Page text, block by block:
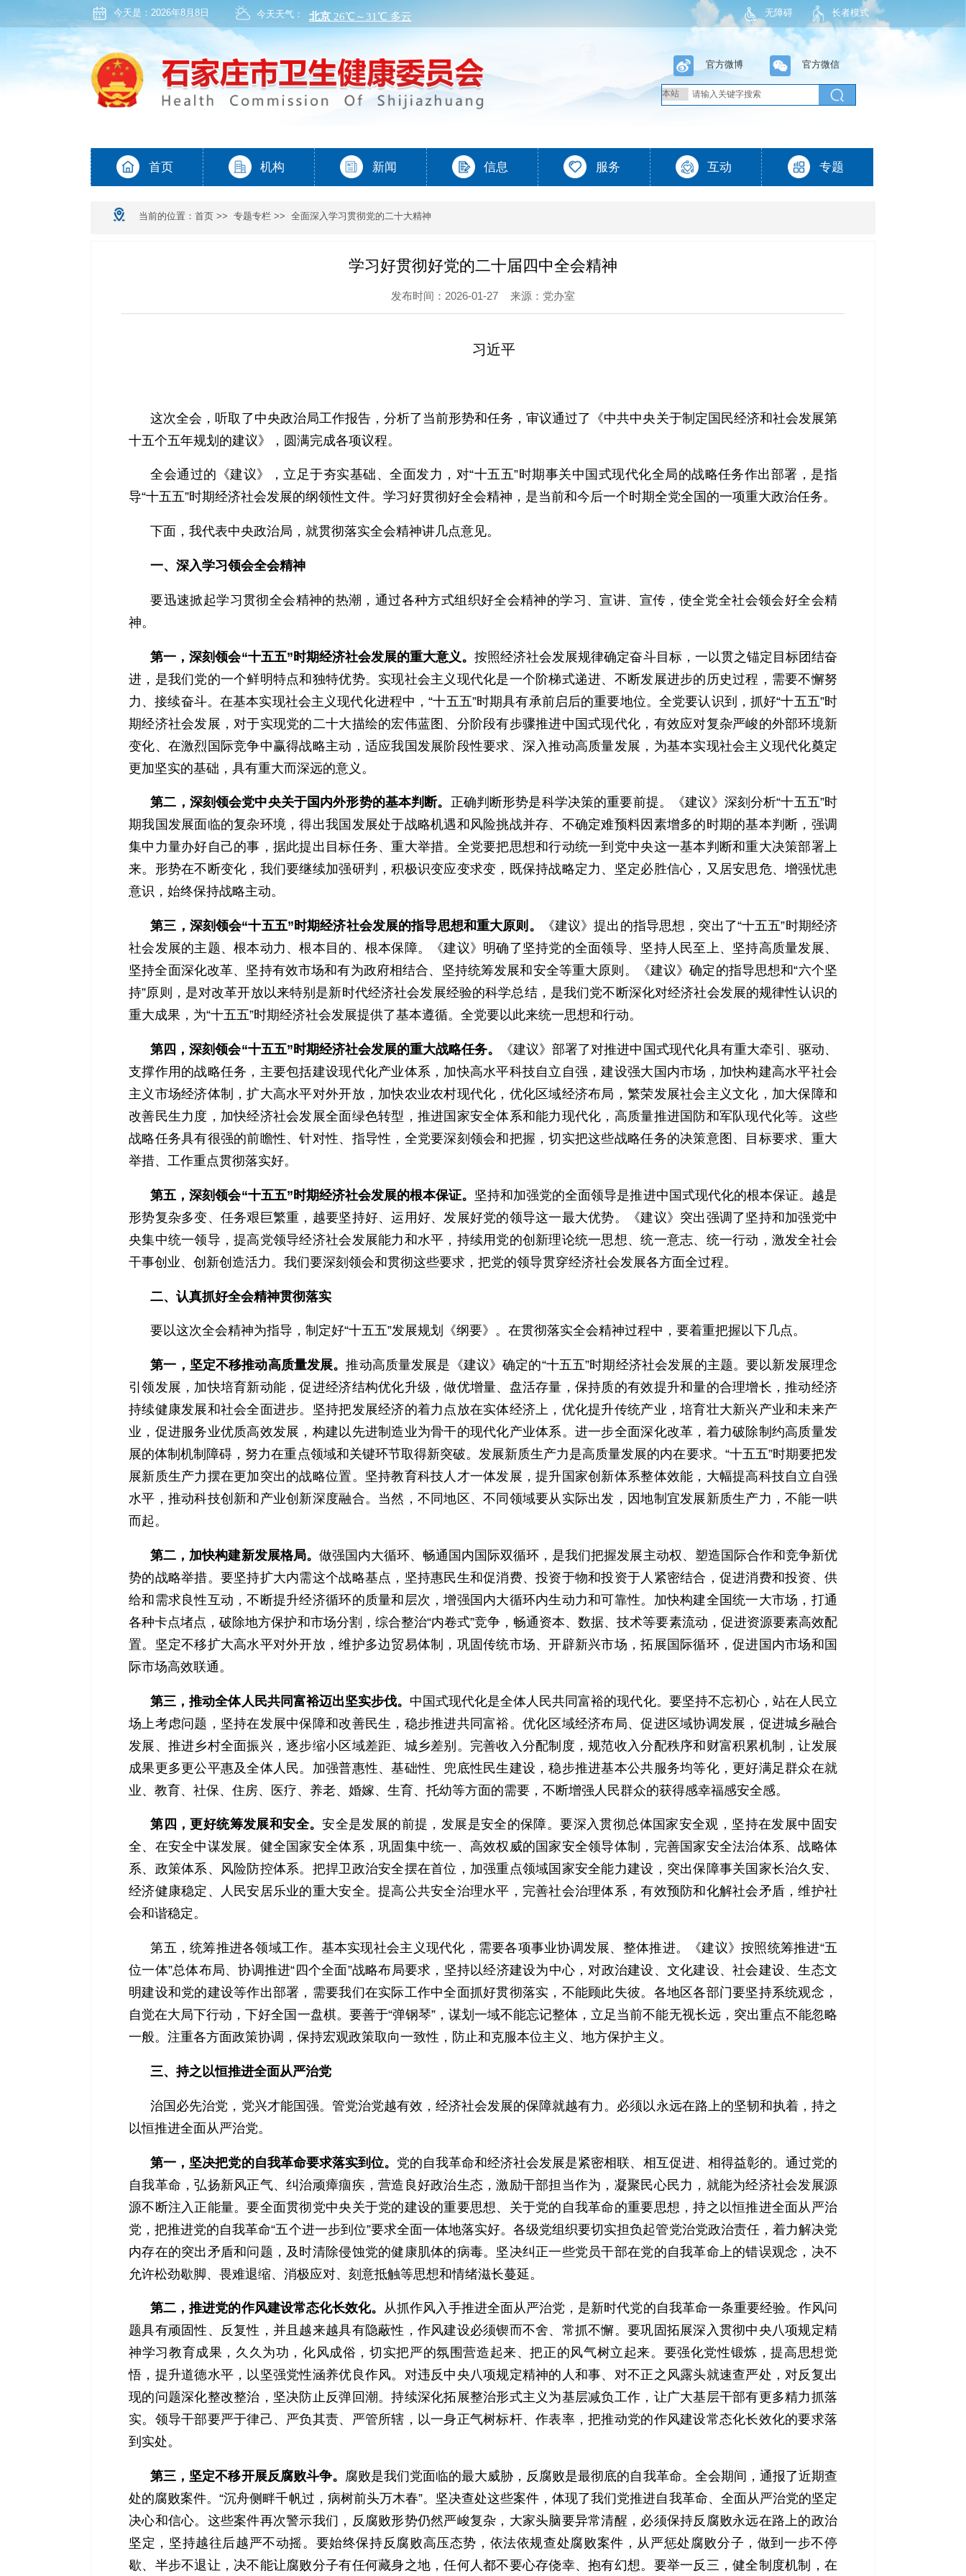
今天是： 2026年8月8日 今天天气： 无障碍 长者模式
当前的位置：首页 >>专题专栏 >>全面深入学习贯彻党的二十大精神
学习好贯彻好党的二十届四中全会精神
发布时间：2026-01-27 来源：党办室
习近平
这次全会，听取了中央政治局工作报告，分析了当前形势和任务，审议通过了《中共中央关于制定国民经济和社会发展第
十五个五年规划的建议》，圆满完成各项议程。
全会通过的《建议》，立足于夯实基础、全面发力，对“十五五”时期事关中国式现代化全局的战略任务作出部署，是指
导“十五五”时期经济社会发展的纲领性文件。学习好贯彻好全会精神，是当前和今后一个时期全党全国的一项重大政治任务。
下面，我代表中央政治局，就贯彻落实全会精神讲几点意见。
一、深入学习领会全会精神
要迅速掀起学习贯彻全会精神的热潮，通过各种方式组织好全会精神的学习、宣讲、宣传，使全党全社会领会好全会精
神。
第一，深刻领会“十五五”时期经济社会发展的重大意义。按照经济社会发展规律确定奋斗目标，一以贯之锚定目标团结奋
进，是我们党的一个鲜明特点和独特优势。实现社会主义现代化是一个阶梯式递进、不断发展进步的历史过程，需要不懈努
力、接续奋斗。在基本实现社会主义现代化进程中，“十五五”时期具有承前启后的重要地位。全党要认识到，抓好“十五五”时
期经济社会发展，对于实现党的二十大描绘的宏伟蓝图、分阶段有步骤推进中国式现代化，有效应对复杂严峻的外部环境新
变化、在激烈国际竞争中赢得战略主动，适应我国发展阶段性要求、深入推动高质量发展，为基本实现社会主义现代化奠定
更加坚实的基础，具有重大而深远的意义。
第二，深刻领会党中央关于国内外形势的基本判断。 正确判断形势是科学决策的重要前提。《建议》深刻分析“十五五”时
期我国发展面临的复杂环境，得出我国发展处于战略机遇和风险挑战并存、不确定难预料因素增多的时期的基本判断，强调
集中力量办好自己的事，据此提出目标任务、重大举措。全党要把思想和行动统一到党中央这一基本判断和重大决策部署上
来。形势在不断变化，我们要继续加强研判，积极识变应变求变，既保持战略定力、坚定必胜信心，又居安思危、增强忧患
意识，始终保持战略主动。
第三，深刻领会“十五五”时期经济社会发展的指导思想和重大原则。
《建议》提出的指导思想，突出了“十五五”时期经济
社会发展的主题、根本动力、根本目的、根本保障。《建议》明确了坚持党的全面领导、坚持人民至上、坚持高质量发展、
坚持全面深化改革、坚持有效市场和有为政府相结合、坚持统筹发展和安全等重大原则。《建议》确定的指导思想和“六个坚
持”原则，是对改革开放以来特别是新时代经济社会发展经验的科学总结，是我们党不断深化对经济社会发展的规律性认识的
重大成果，为“十五五”时期经济社会发展提供了基本遵循。全党要以此来统一思想和行动。
第四，深刻领会“十五五”时期经济社会发展的重大战略任务。
《建议》部署了对推进中国式现代化具有重大牵引、驱动、
支撑作用的战略任务，主要包括建设现代化产业体系，加快高水平科技自立自强，建设强大国内市场，加快构建高水平社会
主义市场经济体制，扩大高水平对外开放，加快农业农村现代化，优化区域经济布局，繁荣发展社会主义文化，加大保障和
改善民生力度，加快经济社会发展全面绿色转型，推进国家安全体系和能力现代化，高质量推进国防和军队现代化等。这些
战略任务具有很强的前瞻性、针对性、指导性，全党要深刻领会和把握，切实把这些战略任务的决策意图、目标要求、重大
举措、工作重点贯彻落实好。
第五，深刻领会“十五五”时期经济社会发展的根本保证。 坚持和加强党的全面领导是推进中国式现代化的根本保证。越是
形势复杂多变、任务艰巨繁重，越要坚持好、运用好、发展好党的领导这一最大优势。《建议》突出强调了坚持和加强党中
央集中统一领导，提高党领导经济社会发展能力和水平，持续用党的创新理论统一思想、统一意志、统一行动，激发全社会
干事创业、创新创造活力。我们要深刻领会和贯彻这些要求，把党的领导贯穿经济社会发展各方面全过程。
二、认真抓好全会精神贯彻落实
要以这次全会精神为指导，制定好“十五五”发展规划《纲要》。在贯彻落实全会精神过程中，要着重把握以下几点。
第一，坚定不移推动高质量发展。推动高质量发展是《建议》确定的“十五五”时期经济社会发展的主题。要以新发展理念
引领发展，加快培育新动能，促进经济结构优化升级，做优增量、盘活存量，保持质的有效提升和量的合理增长，推动经济
持续健康发展和社会全面进步。坚持把发展经济的着力点放在实体经济上，优化提升传统产业，培育壮大新兴产业和未来产
业，促进服务业优质高效发展，构建以先进制造业为骨干的现代化产业体系。进一步全面深化改革，着力破除制约高质量发
展的体制机制障碍，努力在重点领域和关键环节取得新突破。发展新质生产力是高质量发展的内在要求。“十五五”时期要把发
展新质生产力摆在更加突出的战略位置。坚持教育科技人才一体发展，提升国家创新体系整体效能，大幅提高科技自立自强
水平，推动科技创新和产业创新深度融合。当然，不同地区、不同领域要从实际出发，因地制宜发展新质生产力，不能一哄
而起。
第二，加快构建新发展格局。 做强国内大循环、畅通国内国际双循环，是我们把握发展主动权、塑造国际合作和竞争新优
势的战略举措。要坚持扩大内需这个战略基点，坚持惠民生和促消费、投资于物和投资于人紧密结合，促进消费和投资、供
给和需求良性互动，不断提升经济循环的质量和层次，增强国内大循环内生动力和可靠性。加快构建全国统一大市场，打通
各种卡点堵点，破除地方保护和市场分割，综合整治“内卷式”竞争，畅通资本、数据、技术等要素流动，促进资源要素高效配
置。坚定不移扩大高水平对外开放，维护多边贸易体制，巩固传统市场、开辟新兴市场，拓展国际循环，促进国内市场和国
际市场高效联通。
第三，推动全体人民共同富裕迈出坚实步伐。 中国式现代化是全体人民共同富裕的现代化。要坚持不忘初心，站在人民立
场上考虑问题，坚持在发展中保障和改善民生，稳步推进共同富裕。优化区域经济布局、促进区域协调发展，促进城乡融合
发展、推进乡村全面振兴，逐步缩小区域差距、城乡差别。完善收入分配制度，规范收入分配秩序和财富积累机制，让发展
成果更多更公平惠及全体人民。加强普惠性、基础性、兜底性民生建设，稳步推进基本公共服务均等化，更好满足群众在就
业、教育、社保、住房、医疗、养老、婚嫁、生育、托幼等方面的需要，不断增强人民群众的获得感幸福感安全感。
第四，更好统筹发展和安全。安全是发展的前提，发展是安全的保障。要深入贯彻总体国家安全观，坚持在发展中固安
全、在安全中谋发展。健全国家安全体系，巩固集中统一、高效权威的国家安全领导体制，完善国家安全法治体系、战略体
系、政策体系、风险防控体系。把捍卫政治安全摆在首位，加强重点领域国家安全能力建设，突出保障事关国家长治久安、
经济健康稳定、人民安居乐业的重大安全。提高公共安全治理水平，完善社会治理体系，有效预防和化解社会矛盾，维护社
会和谐稳定。
第五，统筹推进各领域工作。基本实现社会主义现代化，需要各项事业协调发展、整体推进。《建议》按照统筹推进“五
位一体”总体布局、协调推进“四个全面”战略布局要求，坚持以经济建设为中心，对政治建设、文化建设、社会建设、生态文
明建设和党的建设等作出部署，需要我们在实际工作中全面抓好贯彻落实，不能顾此失彼。各地区各部门要坚持系统观念，
自觉在大局下行动，下好全国一盘棋。要善于“弹钢琴”，谋划一域不能忘记整体，立足当前不能无视长远，突出重点不能忽略
一般。注重各方面政策协调，保持宏观政策取向一致性，防止和克服本位主义、地方保护主义。
三、持之以恒推进全面从严治党
治国必先治党，党兴才能国强。管党治党越有效，经济社会发展的保障就越有力。必须以永远在路上的坚韧和执着，持之
以恒推进全面从严治党。
第一，坚决把党的自我革命要求落实到位。 党的自我革命和经济社会发展是紧密相联、相互促进、相得益彰的。通过党的
自我革命，弘扬新风正气、纠治顽瘴痼疾，营造良好政治生态，激励干部担当作为，凝聚民心民力，就能为经济社会发展源
源不断注入正能量。要全面贯彻党中央关于党的建设的重要思想、关于党的自我革命的重要思想，持之以恒推进全面从严治
党，把推进党的自我革命“五个进一步到位”要求全面一体地落实好。各级党组织要切实担负起管党治党政治责任，着力解决党
内存在的突出矛盾和问题，及时清除侵蚀党的健康肌体的病毒。坚决纠正一些党员干部在党的自我革命上的错误观念，决不
允许松劲歇脚、畏难退缩、消极应对、刻意抵触等思想和情绪滋长蔓延。
第二，推进党的作风建设常态化长效化。 从抓作风入手推进全面从严治党，是新时代党的自我革命一条重要经验。作风问
题具有顽固性、反复性，并且越来越具有隐蔽性，作风建设必须锲而不舍、常抓不懈。要巩固拓展深入贯彻中央八项规定精
神学习教育成果，久久为功，化风成俗，切实把严的氛围营造起来、把正的风气树立起来。要强化党性锻炼，提高思想觉
悟，提升道德水平，以坚强党性涵养优良作风。对违反中央八项规定精神的人和事、对不正之风露头就速查严处，对反复出
现的问题深化整改整治，坚决防止反弹回潮。持续深化拓展整治形式主义为基层减负工作，让广大基层干部有更多精力抓落
实。领导干部要严于律己、严负其责、严管所辖，以一身正气树标杆、作表率，把推动党的作风建设常态化长效化的要求落
到实处。
第三，坚定不移开展反腐败斗争。 腐败是我们党面临的最大威胁，反腐败是最彻底的自我革命。全会期间，通报了近期查
处的腐败案件。“沉舟侧畔千帆过，病树前头万木春”。坚决查处这些案件，体现了我们党推进自我革命、全面从严治党的坚定
决心和信心。这些案件再次警示我们，反腐败形势仍然严峻复杂，大家头脑要异常清醒，必须保持反腐败永远在路上的政治
坚定，坚持越往后越严不动摇。要始终保持反腐败高压态势，依法依规查处腐败案件，从严惩处腐败分子，做到一步不停
歇、半步不退让，决不能让腐败分子有任何藏身之地，任何人都不要心存侥幸、抱有幻想。要举一反三，健全制度机制，在